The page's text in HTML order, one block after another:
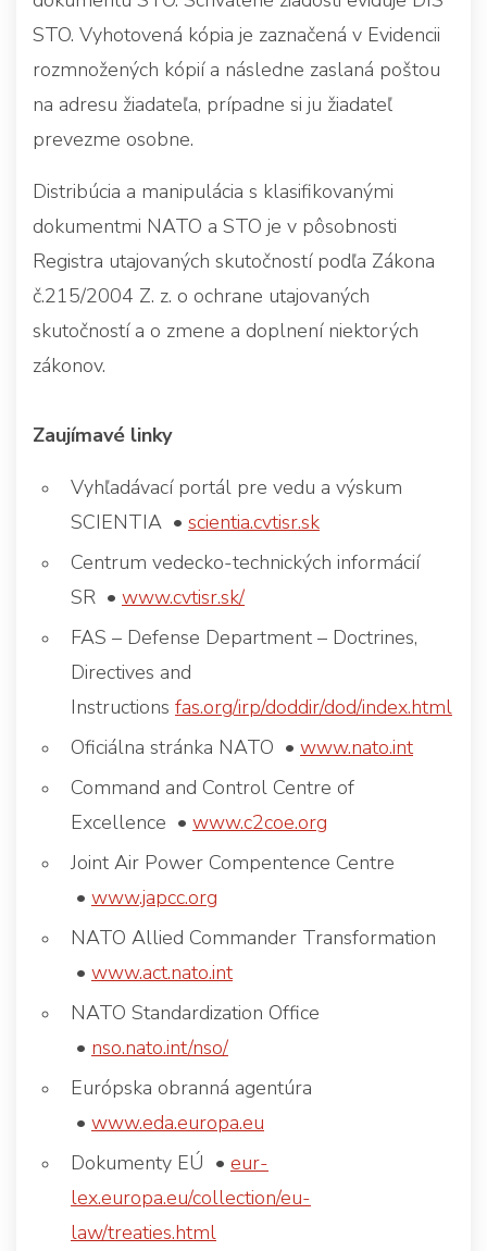
STO. Vyhotovená kópia je zaznačená v Evidencii
rozmnožených kópií a následne zaslaná poštou
na adresu žiadateľa, prípadne si ju žiadateľ
prevezme osobne.
Distribúcia a manipulácia s klasifikovanými
dokumentmi NATO a STO je v pôsobnosti
Registra utajovaných skutočností podľa Zákona
č.215/2004 Z. z. o ochrane utajovaných
skutočností a o zmene a doplnení niektorých
zákonov.
Zaujímavé linky
Vyhľadávací portál pre vedu a výskum
SCIENTIA • scientia.cvtisr.sk
Centrum vedecko-technických informácií
SR • www.cvtisr.sk/
FAS – Defense Department – Doctrines,
Directives and
Instructions fas.org/irp/doddir/dod/index.html
Oficiálna stránka NATO • www.nato.int
Command and Control Centre of
Excellence • www.c2coe.org
Joint Air Power Compentence Centre
• www.japcc.org
NATO Allied Commander Transformation
• www.act.nato.int
NATO Standardization Office
• nso.nato.int/nso/
Európska obranná agentúra
• www.eda.europa.eu
Dokumenty EÚ • eur-
lex.europa.eu/collection/eu-
law/treaties.html